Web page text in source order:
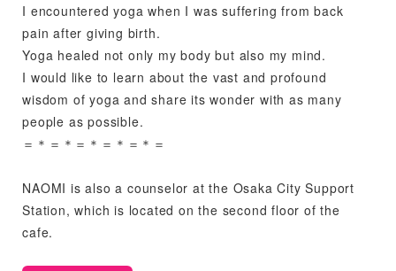
I encountered yoga when I was suffering from back
pain after giving birth.
Yoga healed not only my body but also my mind.
I would like to learn about the vast and profound
wisdom of yoga and share its wonder with as many
people as possible.
＝＊＝＊＝＊＝＊＝＊＝
NAOMI is also a counselor at the Osaka City Support
Station, which is located on the second floor of the
cafe.